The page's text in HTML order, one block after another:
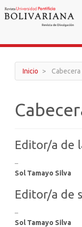
principal
Contenido
Barra
Inicio
Editor/a de
–
Sol Tamayo Silva
Editor/a de
–
Sol Tamayo Silva